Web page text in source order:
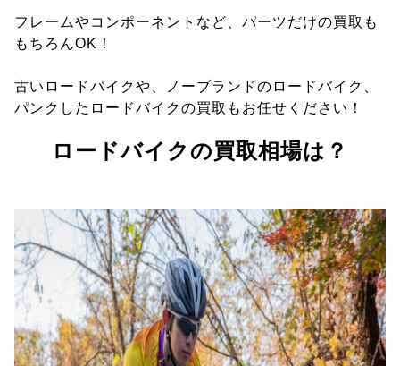
フレームやコンポーネントなど、パーツだけの買取も
もちろんOK！
古いロードバイクや、ノーブランドのロードバイク、
パンクしたロードバイクの買取もお任せください！
ロードバイクの買取相場は？